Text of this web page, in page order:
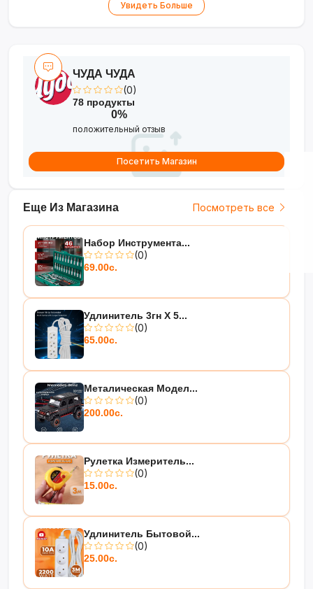
корпусное бритьё
•Компактность
дизайн
Увидеть Больше
Еще Из Магазина Посмотреть все
Набор Инструмента...
(0)
69.00с.
Удлинитель 3гн Х 5...
(0)
65.00с.
Металическая Модел...
(0)
200.00с.
Рулетка Измеритель...
(0)
15.00с.
Удлинитель Бытовой...
(0)
25.00с.
ЧУДА ЧУДА
(0)
78 продукты
0%
положительный отзыв
Посетить Магазин